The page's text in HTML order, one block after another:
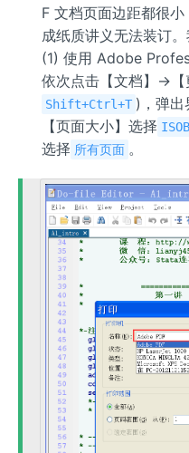
F 文档页面边距都很小
成纸质讲义无法装订
(1) 使用 Adobe
依次点击【文档】→【
Shift+Ctrl+T )，弹出
【页面大小】选择
选择 所有页面 。